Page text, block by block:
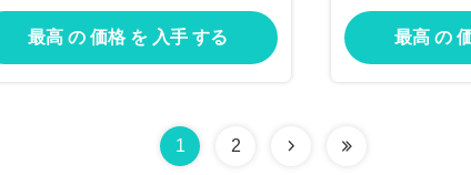
グ フレームのおり
最高 の 価格 を 入手 する
最高 の
1 2